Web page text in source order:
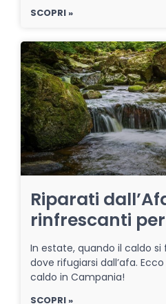
SCOPRI »
Riparati
rinfrescanti per
In estate, quando il caldo
dove rifugiarsi dall’afa.
caldo in Campania!
SCOPRI »